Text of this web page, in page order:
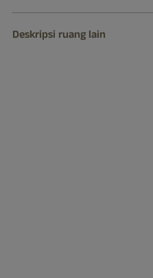
Deskripsi ruang lain